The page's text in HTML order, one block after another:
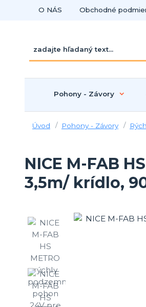
O NÁS Obchodné
Pohony - Závory
Úvod Pohony - Závory
NICE M-FAB
3,5m/ krídlo,